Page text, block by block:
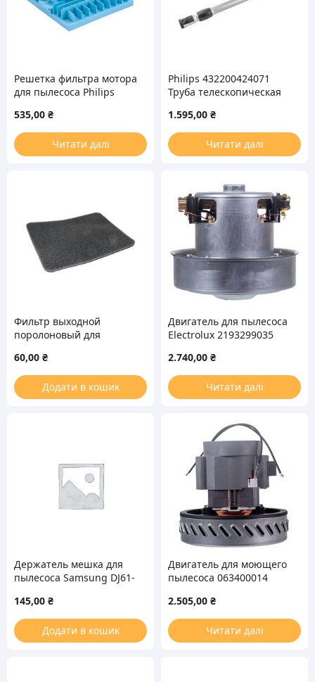
Решетка фильтра мотора
для пылесоса Philips
535,00 ₴
Читати далі
Philips 432200424071
Труба телескопическая
(под защелку)
1.595,00 ₴
Читати далі
Фильтр выходной
поролоновый для
432200493911
(432200493821)
60,00 ₴
Додати в кошик
Двигатель для пылесоса
Electrolux 2193299035
H=36/115mm
2.740,00 ₴
Читати далі
Держатель мешка для
пылесоса Samsung DJ61-
145,00 ₴
Додати в кошик
Двигатель для моющего
пылесоса 063400014
D=147/79mm
H=40/135mm
(универсальный)
2.505,00 ₴
Читати далі